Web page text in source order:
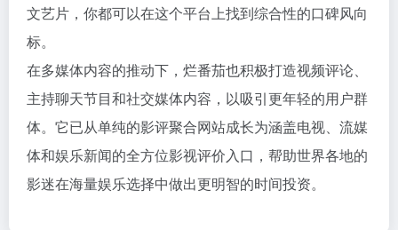
文艺片，你都可以在这个平台上找到综合性的口碑风向
标。
在多媒体内容的推动下，烂番茄也积极打造视频评论、
主持聊天节目和社交媒体内容，以吸引更年轻的用户群
体。它已从单纯的影评聚合网站成长为涵盖电视、流媒
体和娱乐新闻的全方位影视评价入口，帮助世界各地的
影迷在海量娱乐选择中做出更明智的时间投资。